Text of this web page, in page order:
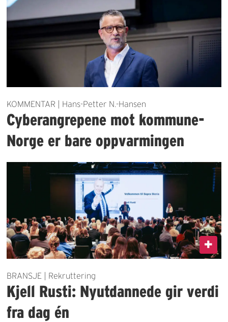
KOMMENTAR | Hans-Petter N.-Hansen
Cyberangrepene mot kommune-
Norge er bare oppvarmingen
BRANSJE | Rekruttering
Kjell Rusti: Nyutdannede gir verdi
fra dag én